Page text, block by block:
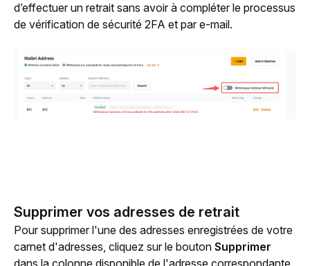
d’effectuer un retrait sans avoir à compléter le processus
de vérification de sécurité 2FA et par e-mail.
Supprimer vos adresses de retrait
Pour supprimer l'une des adresses enregistrées de votre
carnet d'adresses, cliquez sur le bouton Supprimer
dans la colonne disponible de l'adresse correspondante.